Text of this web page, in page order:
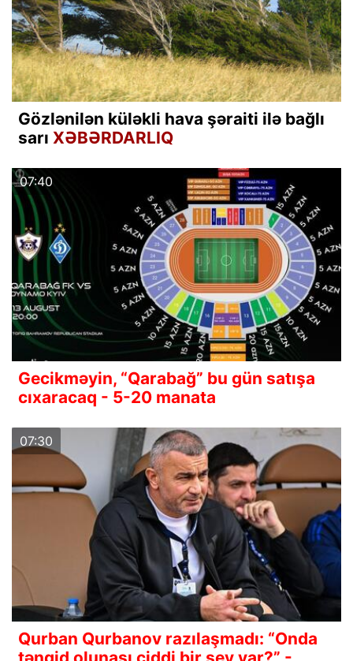
Gözlənilən küləkli hava şəraiti ilə bağlı
sarı XƏBƏRDARLIQ
07:40
Gecikməyin, “Qarabağ” bu gün satışa
cıxaracaq - 5-20 manata
07:30
Qurban Qurbanov razılaşmadı: “Onda